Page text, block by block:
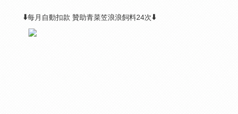
⬇️每月自動扣款 贊助青菜笠浪浪飼料24次⬇️